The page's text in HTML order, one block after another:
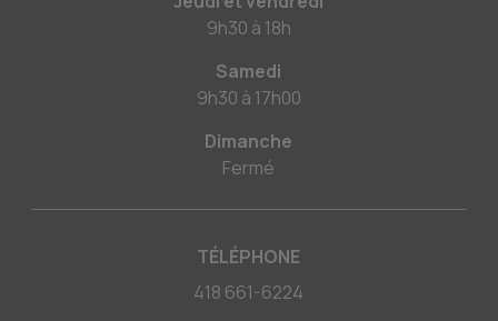
9h30 à 18h
Samedi
9h30 à 17h00
Dimanche
Fermé
TÉLÉPHONE
418 661-6224